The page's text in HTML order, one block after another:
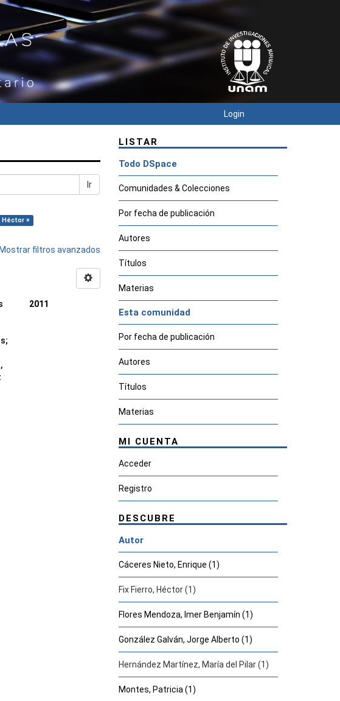
Login
Ir
Héctor ×
Mostrar filtros avanzados
;
2011
LISTAR
Todo DSpace
Comunidades & Colecciones
Por fecha de publicación
Autores
Títulos
Materias
Esta comunidad
Por fecha de publicación
Autores
Títulos
Materias
MI CUENTA
Acceder
Registro
DESCUBRE
Autor
Cáceres Nieto, Enrique (1)
Fix Fierro, Héctor (1)
Flores Mendoza, Imer Benjamín (1)
González Galván, Jorge Alberto (1)
Hernández Martínez, María del Pilar (1)
Montes, Patricia (1)